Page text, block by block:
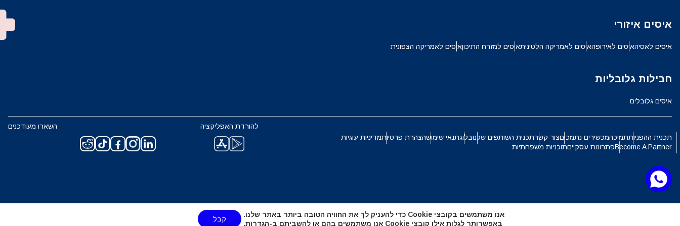
איסים איזורי
איסים לאסיהאיסים לאירופהאיסים לאמריקה הלטיניתאיסים למזרח התיכוןאיסים לאמריקה הצפונית
חבילות גלובליות
איסים גלובלים
תכנית ההפניותתמיכהמכשירים נתמכיםצור קשרתכנית השותפים שלנובלוגתנאי שימושהצהרת פרטיותמדיניות עוגיות
Become A Partnerפתרונות עסקייםתוכניות משפחתיות
להורדת האפליקציה השארו מעודכנים
简体中文
繁體中文
CAD - דולר קנדי
CHF - פרנק שוויצרי NZD - דולר ניו זילנדי
אנו משתמשים בקובצי Cookie כדי להעניק לך את החוויה הטובה ביותר באתר שלנו.
באפשרותך לגלות אילו קובצי Cookie אנו משתמשים בהם או להשביתם ב-
הגדרות.
קבל